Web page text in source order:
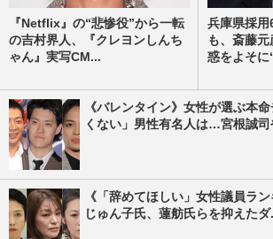
『Netflix』の“悲惨役”から一転
の吉村界人、『クレヨンしんち
ゃん』実写CM...
兵庫県採
も、斎藤
惑をよそに
《バレンタイン》女性が選ぶ本
くない」男性有名人は…宮根誠司
《「辞めてほしい」女性議員ラ
じゅん子氏、蓮舫氏らを抑えたダ